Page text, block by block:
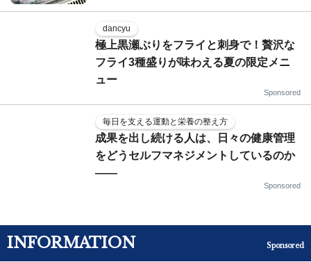
dancyu
極上黒瀬ぶりをフライと刺身で！贅沢な
フライ3種盛りが味わえる夏の限定メニ
ュー
Sponsored
毎日を支える運動と栄養の整え方
成果を出し続ける人は、日々の健康管理
をどうセルフマネジメントしているのか
——
Sponsored
INFORMATION Sponsored